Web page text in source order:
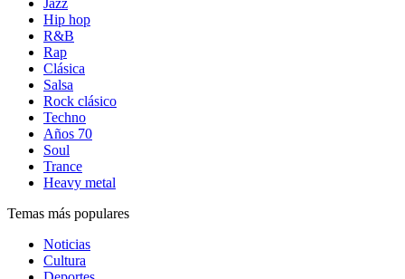
Jazz
Hip hop
R&B
Rap
Clásica
Salsa
Rock clásico
Techno
Años 70
Soul
Trance
Heavy metal
Temas más populares
Noticias
Cultura